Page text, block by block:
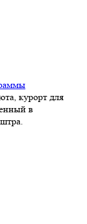
курорт для
в